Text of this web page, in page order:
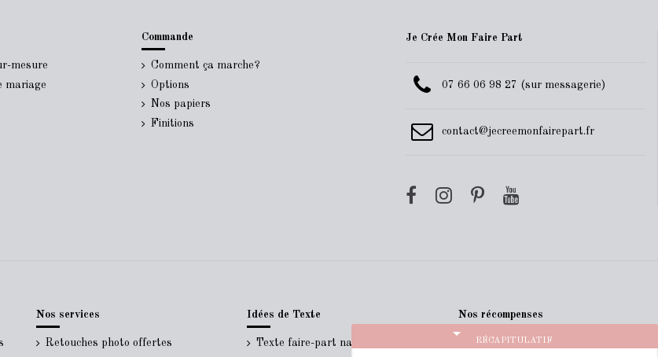
arrow_drop_down RÉCAPITULATIF
mesure
mariage
Commande
Comment ça marche?
Options
Nos papiers
Finitions
Je Crée Mon Faire Part
07 66 06 98 27 (sur messagerie)
contact@jecreemonfairepart.fr
Nos services
Retouches photo offertes
Idées de Texte
Texte faire-part naissance
Nos récompenses